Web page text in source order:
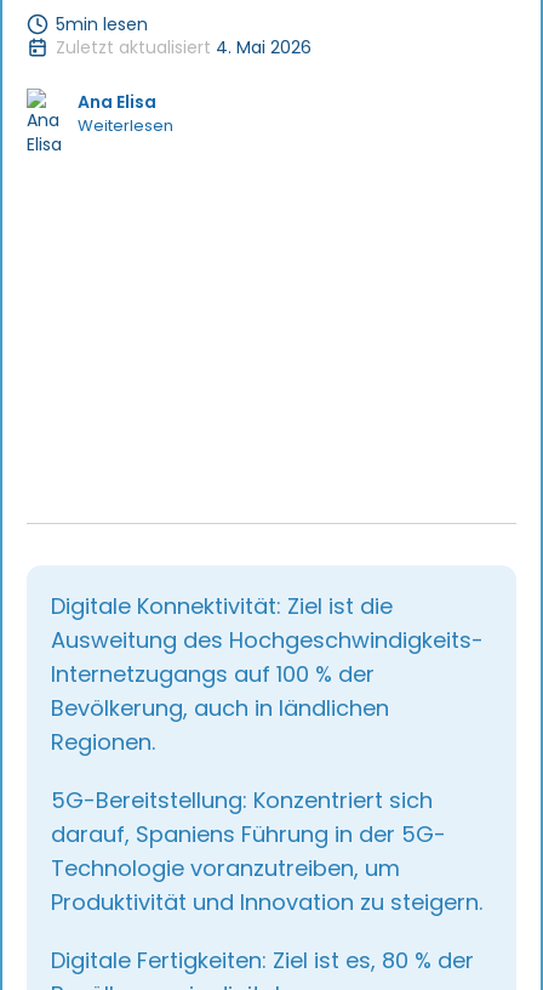
5min lesen
Zuletzt aktualisiert 4. Mai 2026
Ana Elisa
Weiterlesen
Digitale Konnektivität: Ziel ist die
Ausweitung des Hochgeschwindigkeits-
Internetzugangs auf 100 % der
Bevölkerung, auch in ländlichen
Regionen.
5G-Bereitstellung: Konzentriert sich
darauf, Spaniens Führung in der 5G-
Technologie voranzutreiben, um
Produktivität und Innovation zu steigern.
Digitale Fertigkeiten: Ziel ist es, 80 % der